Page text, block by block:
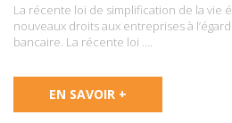
La récente loi de simplification de la vie
nouveaux droits aux entreprises à
bancaire. La récente loi ….
EN SAVOIR +